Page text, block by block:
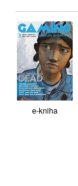
e-kniha